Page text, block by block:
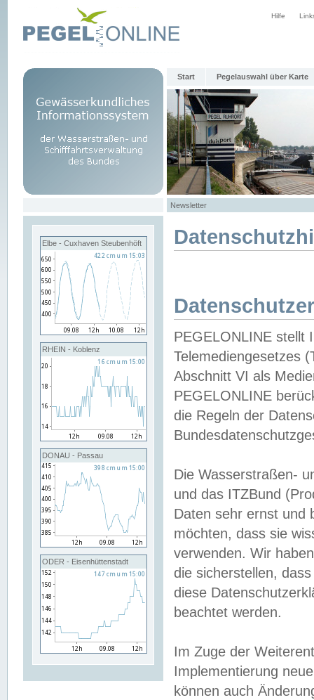
Hilfe
Start Pegelauswahl über Karte
Newsletter
Elbe - Cuxhaven Steubenhöft
RHEIN - Koblenz
DONAU - Passau
ODER - Eisenhüttenstadt
PEGELONLINE stellt
Telemediengesetzes
Abschnitt VI als
PEGELONLINE
die Regeln der
Die Wasserstraßen-
und das ITZBund
Daten sehr ernst und
möchten, dass sie
verwenden. Wir
die sicherstellen,
diese
beachtet werden.
Im Zuge der
Implementierung
können auch